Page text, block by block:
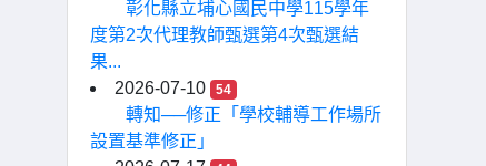
彰化縣立埔心國民中學115學年
度第2次代理教師甄選第4次甄選結
果...
2026-07-10
54
轉知──修正「學校輔導工作場所
設置基準修正」